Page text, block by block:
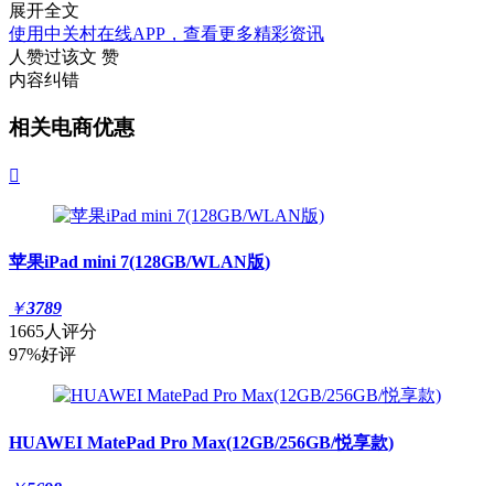
展开全文
使用中关村在线APP，查看更多精彩资讯
人赞过该文 赞
内容纠错
相关电商优惠

苹果iPad mini 7(128GB/WLAN版)
￥3789
1665人评分
97%好评
HUAWEI MatePad Pro Max(12GB/256GB/悦享款)